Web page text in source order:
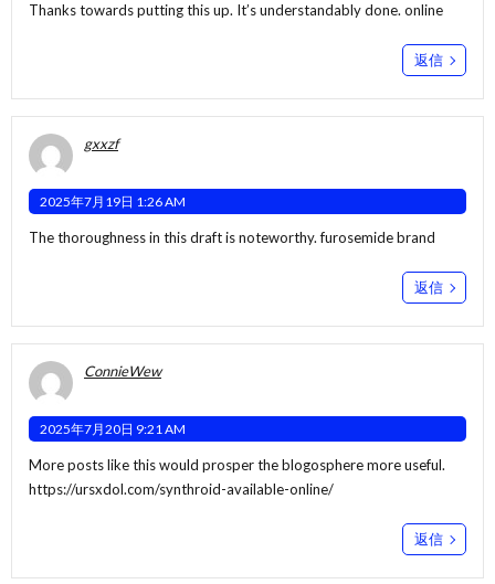
Thanks towards putting this up. It’s understandably done. online
返信
gxxzf
2025年7月19日 1:26 AM
The thoroughness in this draft is noteworthy.furosemide brand
返信
ConnieWew
2025年7月20日 9:21 AM
More posts like this would prosper the blogosphere more useful.
https://ursxdol.com/synthroid-available-online/
返信